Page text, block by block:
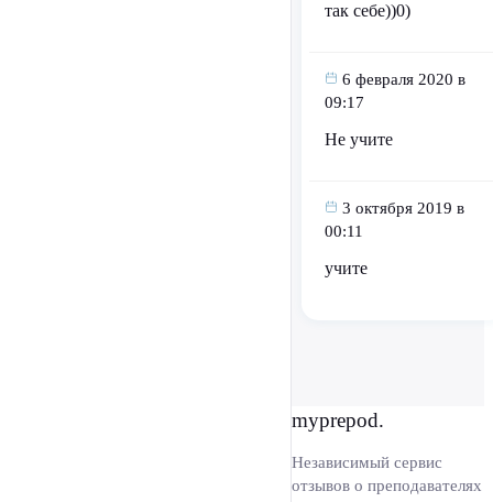
так себе))0)
6 февраля 2020 в
09:17
Не учите
3 октября 2019 в
00:11
учите
myprepod.
Независимый сервис
отзывов о преподавателях